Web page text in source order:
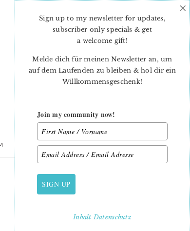
DATENSCHUTZ
PRIMARY
SIDEBAR
Sign up to my newsletter for updates,
subscriber only specials & get
a welcome gift!
Melde dich für meinen Newsletter an, um
auf dem Laufenden zu bleiben & hol dir ein
Willkommensgeschenk!
Join my community now!
SIGN UP
InhaltDatenschutz
×